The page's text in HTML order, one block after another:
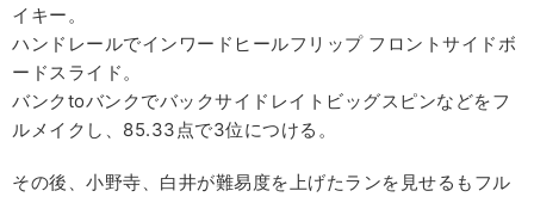
イキー。
ハンドレールでインワードヒールフリップ フロントサイドボ
ードスライド。
バンクtoバンクでバックサイドレイトビッグスピンなどをフ
ルメイクし、85.33点で3位につける。
その後、小野寺、白井が難易度を上げたランを見せるもフル